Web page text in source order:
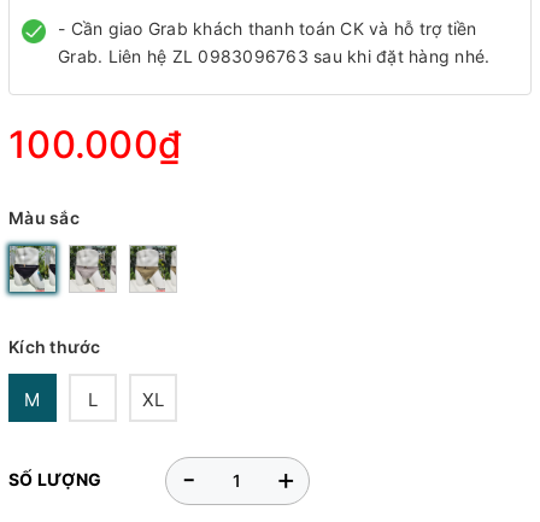
- Cần giao Grab khách thanh toán CK và hỗ trợ tiền
Grab. Liên hệ ZL 0983096763 sau khi đặt hàng nhé.
100.000₫
Màu sắc
Kích thước
M L XL
SỐ LƯỢNG +
-